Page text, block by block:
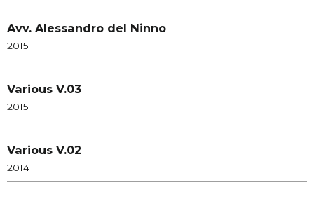
Avv. Alessandro del Ninno
2015
Various V.03
2015
Various V.02
2014